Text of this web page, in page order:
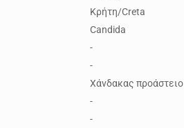
Κρήτη/Creta
Candida
-
-
Χάνδακας προάστειο
-
-